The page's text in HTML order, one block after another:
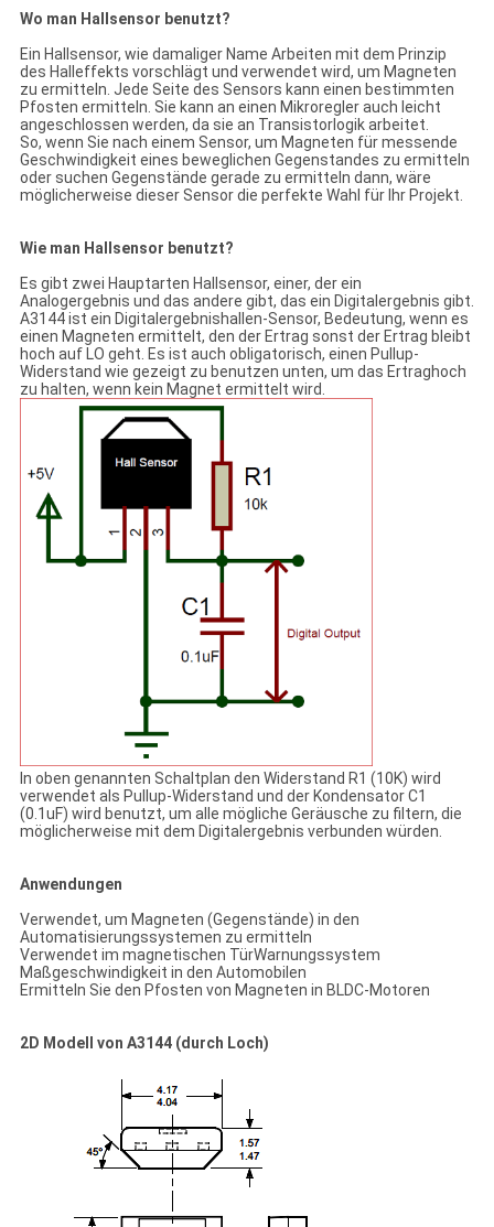
Wo man Hallsensor benutzt?
Ein Hallsensor, wie damaliger Name Arbeiten mit dem Prinzip
des Halleffekts vorschlägt und verwendet wird, um Magneten
zu ermitteln. Jede Seite des Sensors kann einen bestimmten
Pfosten ermitteln. Sie kann an einen Mikroregler auch leicht
angeschlossen werden, da sie an Transistorlogik arbeitet.
So, wenn Sie nach einem Sensor, um Magneten für messende
Geschwindigkeit eines beweglichen Gegenstandes zu ermitteln
oder suchen Gegenstände gerade zu ermitteln dann, wäre
möglicherweise dieser Sensor die perfekte Wahl für Ihr Projekt.
Wie man Hallsensor benutzt?
Es gibt zwei Hauptarten Hallsensor, einer, der ein
Analogergebnis und das andere gibt, das ein Digitalergebnis gibt.
A3144 ist ein Digitalergebnishallen-Sensor, Bedeutung, wenn es
einen Magneten ermittelt, den der Ertrag sonst der Ertrag bleibt
hoch auf LO geht. Es ist auch obligatorisch, einen Pullup-
Widerstand wie gezeigt zu benutzen unten, um das Ertraghoch
zu halten, wenn kein Magnet ermittelt wird.
In oben genannten Schaltplan den Widerstand R1 (10K) wird
verwendet als Pullup-Widerstand und der Kondensator C1
(0.1uF) wird benutzt, um alle mögliche Geräusche zu filtern, die
möglicherweise mit dem Digitalergebnis verbunden würden.
Anwendungen
Verwendet, um Magneten (Gegenstände) in den
Automatisierungssystemen zu ermitteln
Verwendet im magnetischen TürWarnungssystem
Maßgeschwindigkeit in den Automobilen
Ermitteln Sie den Pfosten von Magneten in BLDC-Motoren
2D Modell von A3144 (durch Loch)